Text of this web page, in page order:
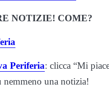
NOTIZIE! COME?
Periferia: clicca “Mi
una notizia!